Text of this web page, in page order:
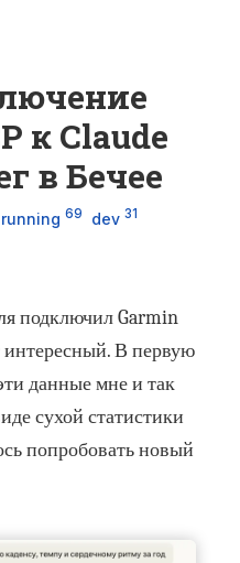
к Claude
в Бечее
running69 dev31
подключил Garmin
интересный. В первую
данные мне и так
сухой статистики
попробовать новый